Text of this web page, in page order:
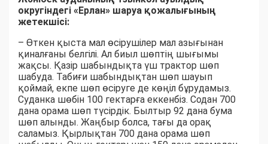
округіндегі «Ерлан» шаруа қожалығының
жетекшісі:
– Өткен қыста мал өсірушілер мал азығынан
қиналғаны белгілі. Ал биыл шөптің шығымы
жақсы. Қазір шабындықта үш трактор шөп
шабуда. Табиғи шабындықтан шөп шауып
қоймай, екпе шөп өсіруге де көңіл бұрудамыз.
Суданка шөбін 100 гектарға еккенбіз. Содан 700
дана орама шөп түсірдік. Былтыр 92 дана бума
шөп алынды. Жаңбыр болса, тағы да орақ
саламыз. Қырлықтан 700 дана орама шөп